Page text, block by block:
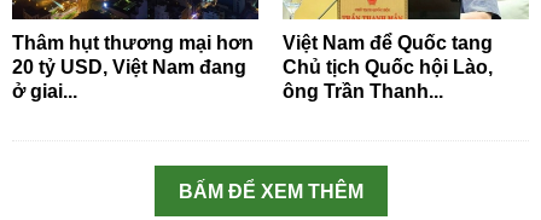
Thâm hụt thương mại hơn
20 tỷ USD, Việt Nam đang
ở giai...
Việt Nam để Quốc tang
Chủ tịch Quốc hội Lào,
ông Trần Thanh...
BẤM ĐỂ XEM THÊM